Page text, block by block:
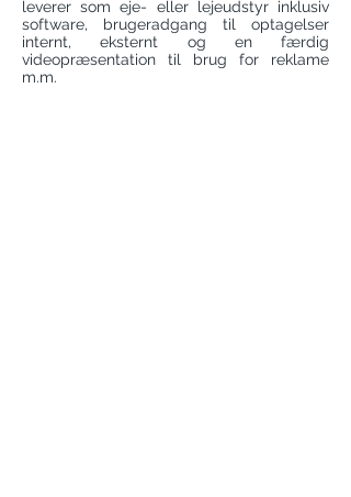
leverer som eje- eller lejeudstyr inklusiv
software, brugeradgang til optagelser
internt, eksternt og en færdig
videopræsentation til brug for reklame
m.m.